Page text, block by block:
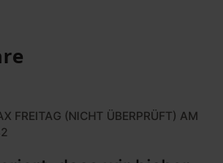
FREITAG (NICHT ÜBERPRÜFT) AM